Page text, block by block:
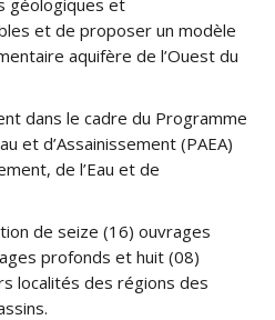
et de proposer un modèle
aquifère de l’Ouest du
dans le cadre du Programme
et d’Assainissement (PAEA)
de l’Eau et de
de seize (16) ouvrages
profonds et huit (08)
localités des régions des